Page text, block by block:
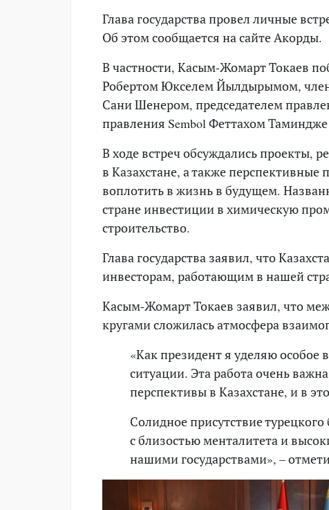
Глава государства провел личные
Об этом сообщается на сайте Акорды.
В частности, Касым-Жомарт Токаев
Робертом Юкселем Йылдырымом,
Сани Шенером, председателем
правления Sembol Феттахом
В ходе встреч обсуждались проекты,
в Казахстане, а также
воплотить в жизнь в будущем.
стране инвестиции в химическую
строительство.
Глава государства заявил, что
инвесторам, работающим в нашей
Касым-Жомарт Токаев заявил, что
кругами сложилась атмосфера
«Как президент я уделяю
ситуации. Эта работа очень
перспективы в Казахстане, и в
Солидное присутствие
с близостью менталитета и
нашими государствами», –